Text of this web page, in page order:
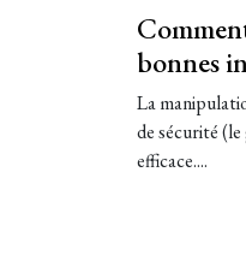
bonnes
​La
de sécurité
efficace....